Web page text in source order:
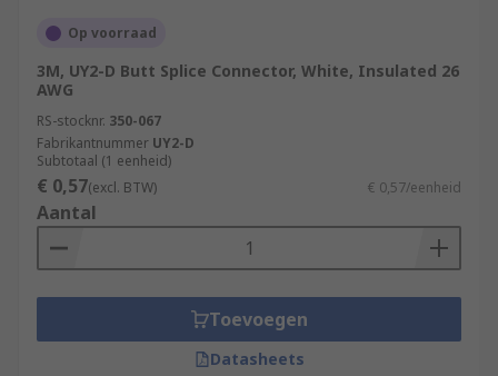
Op voorraad
3M, UY2-D Butt Splice Connector, White, Insulated 26
AWG
RS-stocknr. 350-067
Fabrikantnummer UY2-D
Subtotaal (1 eenheid)
€ 0,57(excl. BTW) € 0,57/eenheid
Aantal
Toevoegen
Datasheets